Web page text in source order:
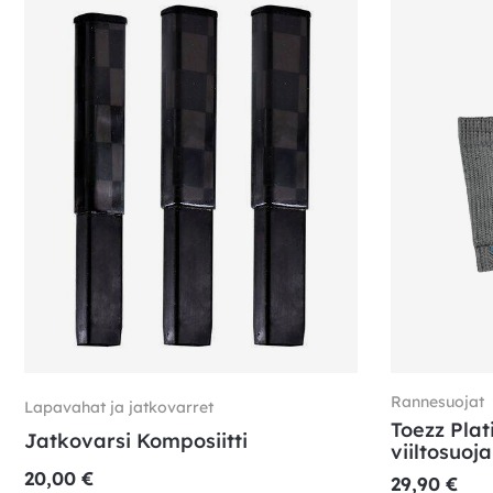
Lapavahat ja jatkovarret
Jatkovarsi Komposiitti
20,00 €
Rannesuojat
Toezz
29,90 €